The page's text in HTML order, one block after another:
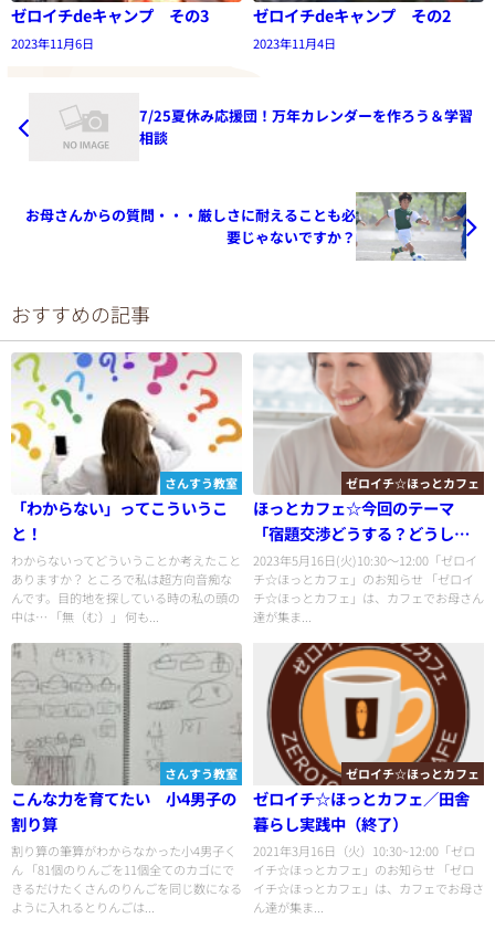
ゼロイチdeキャンプ その3
2023年11月6日
ゼロイチdeキャンプ その2
2023年11月4日
7/25夏休み応援団！万年カレンダーを作ろう＆学習
相談
お母さんからの質問・・・厳しさに耐えることも必
要じゃないですか？
おすすめの記事
さんすう教室
「わからない」ってこういうこ
と！
わからないってどういうことか考えたこと
ありますか？ ところで私は超方向音痴な
んです。目的地を探している時の私の頭の
中は… 「無（む）」 何も...
ゼロイチ☆ほっとカフェ
ほっとカフェ☆今回のテーマ
「宿題交渉どうする？どうし
た？」
2023年5月16日(火)10:30〜12:00「ゼロイ
チ☆ほっとカフェ」のお知らせ 「ゼロイ
チ☆ほっとカフェ」は、カフェでお母さん
達が集ま...
さんすう教室
こんな力を育てたい 小4男子の
割り算
割り算の筆算がわからなかった小4男子く
ん 「81個のりんごを11個全てのカゴにで
きるだけたくさんのりんごを同じ数になる
ように入れるとりんごは...
ゼロイチ☆ほっとカフェ
ゼロイチ☆ほっとカフェ／田舎
暮らし実践中（終了）
2021年3月16日（火）10:30~12:00「ゼロ
イチ☆ほっとカフェ」のお知らせ 「ゼロ
イチ☆ほっとカフェ」は、カフェでお母さ
ん達が集ま...